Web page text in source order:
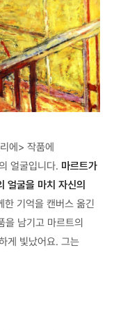
에> 작품에
얼굴입니다. 마르트가
얼굴을 마치 자신의
한 기억을 캔버스 옮긴
남기고 마르트의
게 빛났어요. 그는